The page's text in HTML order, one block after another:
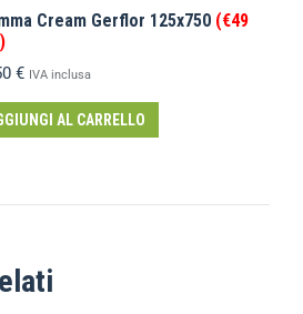
Cream Gerflor 125x750 (€49
€ IVA inclusa
AL CARRELLO